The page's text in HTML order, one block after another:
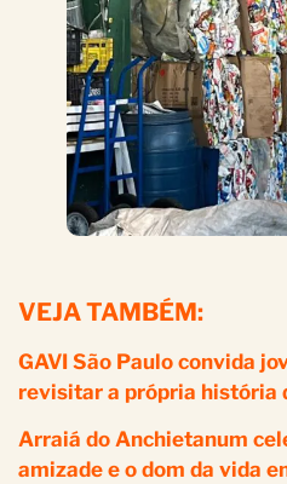
VEJA TAMBÉM:
GAVI São Paulo convida
revisitar a própria história
Arraiá do Anchietanum
amizade e o dom da vida